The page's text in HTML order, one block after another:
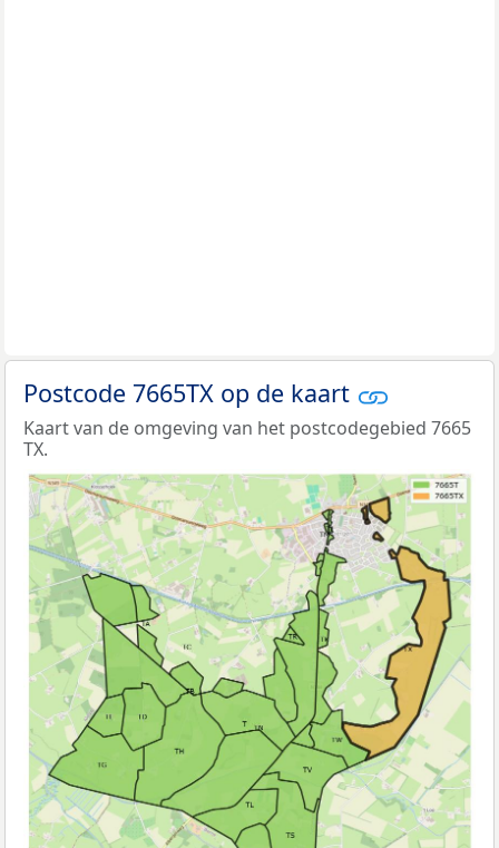
Postcode 7665TX op de kaart
Kaart van de omgeving van het postcodegebied 7665
TX.